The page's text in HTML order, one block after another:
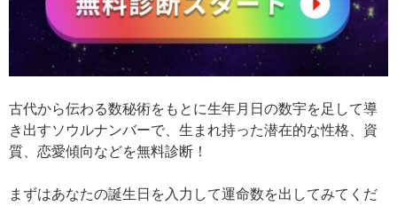
古代から伝わる数秘術をもとに生年月日の数宇を足して導
き出すソウルナンバーで、生まれ持った潜在的な性格、資
質、恋愛傾向などを無料診断！
まずはあなたの誕生日を入力して運命数を出してみてくだ